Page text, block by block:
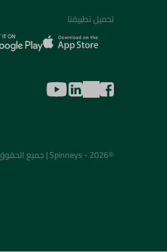
تحميل تطبيقنا
©2026 - Spinneys | جميع الحقوق محفوظة